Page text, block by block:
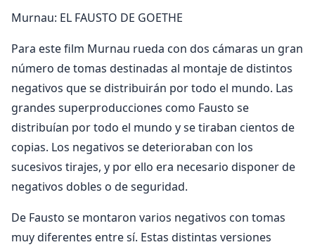
Murnau: EL FAUSTO DE GOETHE
Para este film Murnau rueda con dos cámaras un gran
número de tomas destinadas al montaje de distintos
negativos que se distribuirán por todo el mundo. Las
grandes superproducciones como Fausto se
distribuían por todo el mundo y se tiraban cientos de
copias. Los negativos se deterioraban con los
sucesivos tirajes, y por ello era necesario disponer de
negativos dobles o de seguridad.
De Fausto se montaron varios negativos con tomas
muy diferentes entre sí. Estas distintas versiones